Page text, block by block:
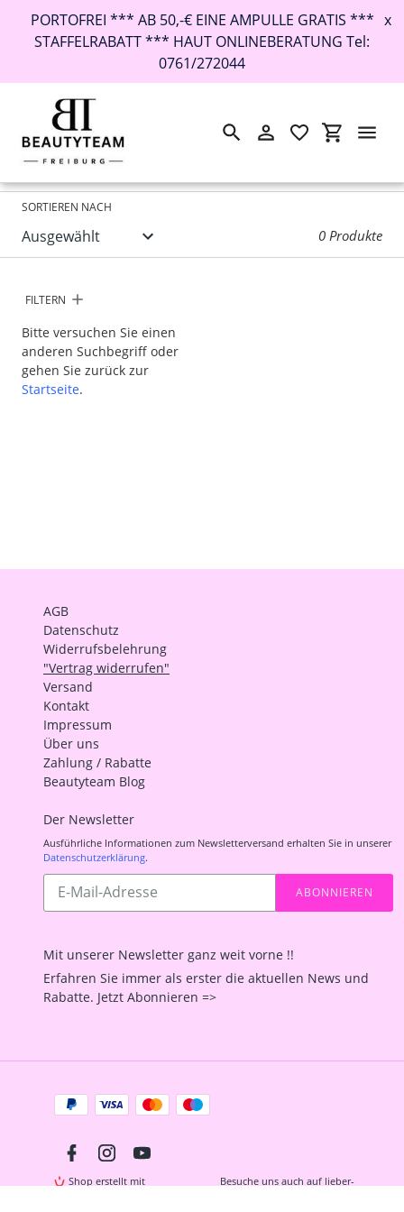
Direkt
Inhalt
PORTOFREI *** AB 50,-€ EINE AMPULLE GRATIS ***
STAFFELRABATT *** HAUT ONLINEBERATUNG Tel:
0761/272044
x
SuchenEinloggen
Startseite ›
SORTIEREN NACH
0 Produkte
FILTERN
Bitte versuchen Sie einen
anderen Suchbegriff oder
gehen Sie zurück zur
Startseite.
AGB
Datenschutz
Widerrufsbelehrung
"Vertrag widerrufen"
Versand
Kontakt
Impressum
Über uns
Zahlung / Rabatte
Beautyteam Blog
Der Newsletter
Ausführliche Informationen zum Newsletterversand erhalten Sie in unserer
Datenschutzerklärung.
Abonnieren
unsere
ABONNIEREN
Mit unserer Newsletter ganz weit vorne !!
Erfahren Sie immer als erster die aktuellen News und
Rabatte. Jetzt Abonnieren =>
Zahlungsarten
FacebookInstagram
Shop erstellt mit
Besuche uns auch auf lieber-